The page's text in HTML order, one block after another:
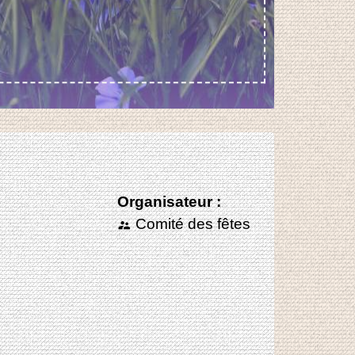
Organisateur :
supervisor_account Comité des fêtes